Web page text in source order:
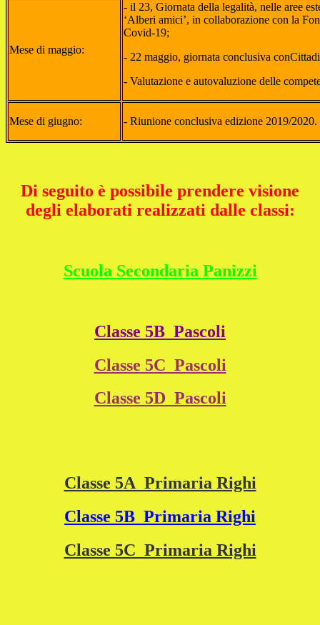
Mese di maggio:
- il 23, Giornata della legalità, nelle aree
‘Alberi amici’, in collaborazione con la
Covid-19;
- 22 maggio, giornata conclusiva
- Valutazione e autovaluzione delle
Mese di giugno: - Riunione conclusiva edizione 2019/2020.
Di seguito è possibile prendere visione
degli elaborati realizzati dalle classi:
Scuola Secondaria Panizzi
Classe 5B_Pascoli
Classe 5C_Pascoli
Classe 5D_Pascoli
Classe 5A_Primaria Righi
Classe 5B_Primaria Righi
Classe 5C_Primaria Righi